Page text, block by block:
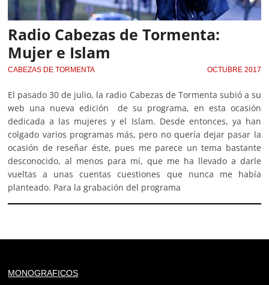
Radio Cabezas de Tormenta:
Mujer e Islam
CABEZAS DE TORMENTA OCTUBRE 2017
El pasado 30 de julio, la radio Cabezas de Tormenta subió a su
web una nueva edición de su programa, en esta ocasión
dedicada a las mujeres y el Islam. Desde entonces, ya han
colgado varios programas más, pero no quería dejar pasar la
ocasión de reseñar éste, pues me parece un tema bastante
desconocido, al menos para mí, que me ha llevado a darle
vueltas a unas cuentas cuestiones que nunca me había
planteado. Para la grabación del programa
MONOGRAFICOS
of type string is deprecated in